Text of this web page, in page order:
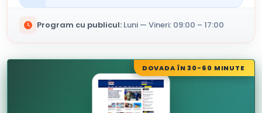
Program cu publicul: Luni — Vineri: 09:00 – 17:00
DOVADA ÎN 30-60 MINUTE